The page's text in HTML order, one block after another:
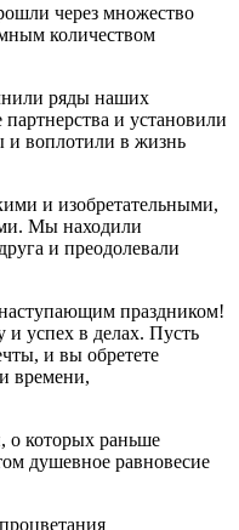
через множество
количеством
ряды наших
и установили
и воплотили в жизнь
и изобретательными,
Мы находили
и преодолевали
праздником!
и успех в делах. Пусть
и вы обретете
времени,
о которых раньше
душевное равновесие